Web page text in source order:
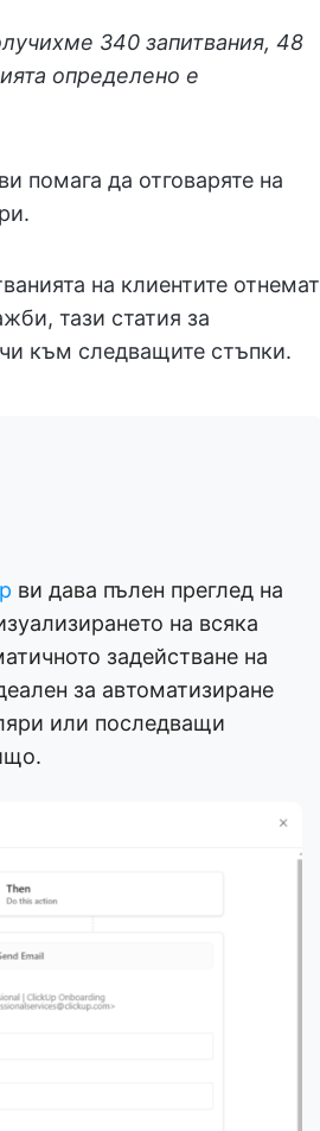
340 запитвания, 48
определено е
помага да отговаряте на
на клиентите отнемат
тази статия за
към следващите стъпки.
ви дава пълен преглед на
на всяка
задействане на
за автоматизиране
или последващи